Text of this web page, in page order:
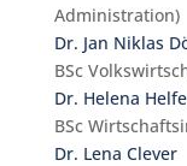
Administration)
Dr. Jan Niklas
BSc
Dr. Helena
BSc
Dr. Lena Clever